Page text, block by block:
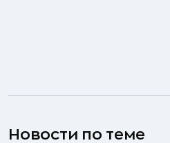
Новости по теме